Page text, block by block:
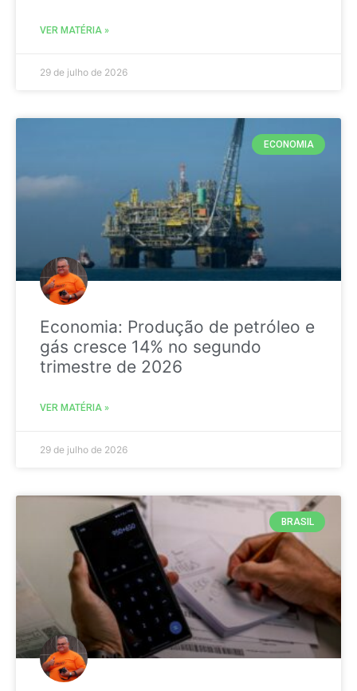
VER MATÉRIA »
29 de julho de 2026
ECONOMIA
Economia: Produção de petróleo e
gás cresce 14% no segundo
trimestre de 2026
VER MATÉRIA »
29 de julho de 2026
BRASIL